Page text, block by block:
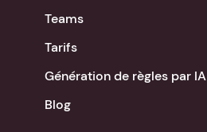
Teams
Tarifs
Génération de règles par IA
Blog